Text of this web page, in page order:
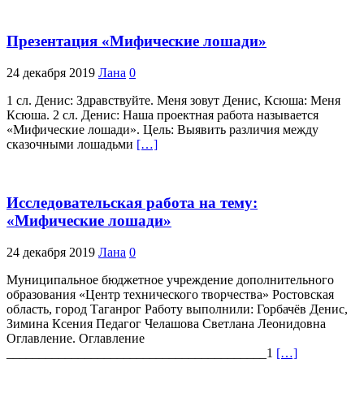
Презентация «Мифические лошади»
24 декабря 2019 Лана 0
1 сл. Денис: Здравствуйте. Меня зовут Денис, Ксюша: Меня
Ксюша. 2 сл. Денис: Наша проектная работа называется
«Мифические лошади». Цель: Выявить различия между
сказочными лошадьми […]
Исследовательская работа на тему:
«Мифические лошади»
24 декабря 2019 Лана 0
Муниципальное бюджетное учреждение дополнительного
образования «Центр технического творчества» Ростовская
область, город Таганрог Работу выполнили: Горбачёв Денис,
Зимина Ксения Педагог Челашова Светлана Леонидовна
Оглавление. Оглавление
________________________________________1 […]